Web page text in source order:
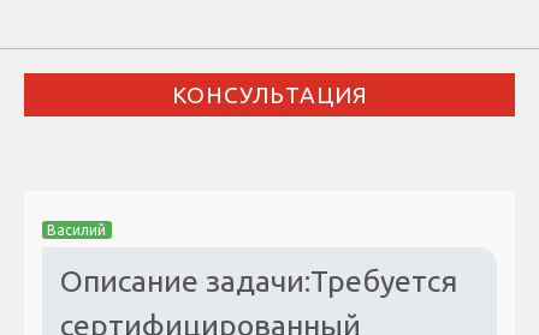
КОНСУЛЬТАЦИЯ
Василий
Описание задачи:Требуется
сертифицированный